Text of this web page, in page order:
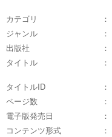
カテゴリ
ジャンル
出版社
タイトル
タイトルID
ページ数
電子版発売日
コンテンツ形式